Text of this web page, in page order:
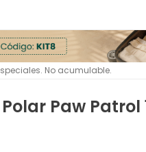
No acumulable.
Paw Patrol